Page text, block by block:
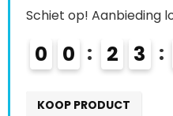
Schiet op! Aanbieding
0 0 2 3
KOOP PRODUCT